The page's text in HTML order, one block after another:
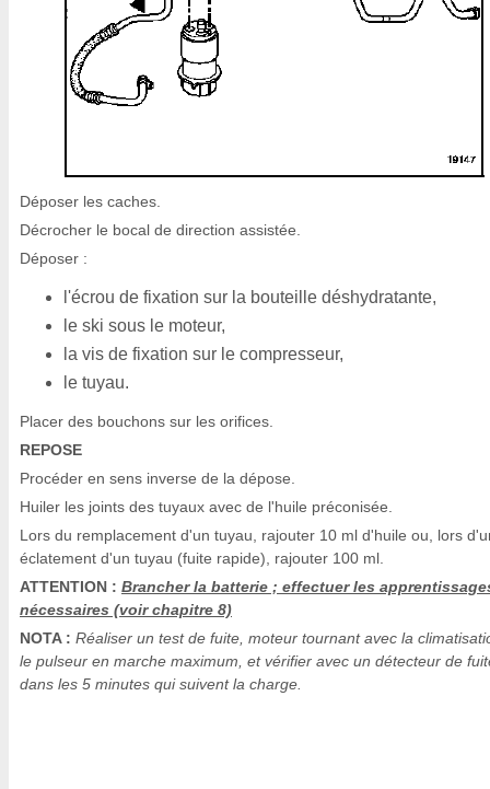
Déposer les caches.
Décrocher le bocal de direction assistée.
Déposer :
l'écrou de fixation sur la bouteille déshydratante,
le ski sous le moteur,
la vis de fixation sur le compresseur,
le tuyau.
Placer des bouchons sur les orifices.
REPOSE
Procéder en sens inverse de la dépose.
Huiler les joints des tuyaux avec de l'huile préconisée.
Lors du remplacement d'un tuyau, rajouter 10 ml d'huile ou, lors
éclatement d'un tuyau (fuite rapide), rajouter 100 ml.
ATTENTION : Brancher la batterie ; effectuer les
nécessaires (voir chapitre 8)
NOTA : Réaliser un test de fuite, moteur tournant avec la
le pulseur en marche maximum, et vérifier avec un détecteur de
dans les 5 minutes qui suivent la charge.